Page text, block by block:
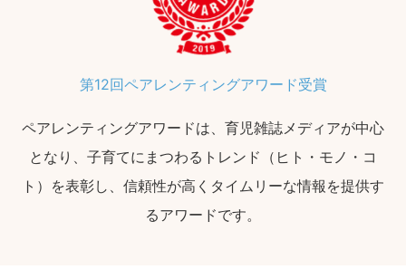
第12回ペアレンティングアワード受賞
ペアレンティングアワードは、育児雑誌メディアが中心
となり、子育てにまつわるトレンド（ヒト・モノ・コ
ト）を表彰し、信頼性が高くタイムリーな情報を提供す
るアワードです。